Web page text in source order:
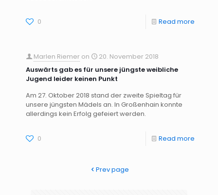
0 Read more
Marlen Riemer on
20. November 2018
Auswärts gab es für unsere jüngste weibliche
Jugend leider keinen Punkt
Am 27. Oktober 2018 stand der zweite Spieltag für
unsere jüngsten Mädels an. In Großenhain konnte
allerdings kein Erfolg gefeiert werden.
0 Read more
Prev page